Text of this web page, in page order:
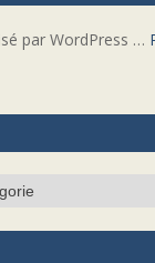
par WordPress …